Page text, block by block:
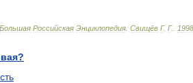
Большая Российская Энциклопедия Свищёв Г. Г. 1998